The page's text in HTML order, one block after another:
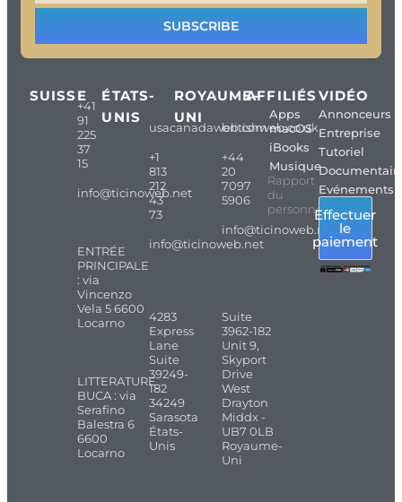
SUBSCRIBE
SUISSE
+41
91
225
37
15
info@ticinoweb.net
ENTRÉE
PRINCIPALE
: via
Vincenzo
Vela 5 6600
Locarno
LITTERATURE
BUCA : via
Serafino
Balestra 6
6600
Locarno
ÉTATS-
UNIS
usacanadaweb.com
+1
813
212
43
73
info@ticinoweb.net
4283
Express
Lane
Suite
39249-
182
34249
Sarasota
États-
Unis
ROYAUME-
UNI
britishweb.co.uk
+44
20
7097
5906
info@ticinoweb.net
Suite
3962-182
Unit 9,
Skyport
Drive
West
Drayton
Middx -
UB7 0LB
Royaume-
Uni
AFFILIÉS
Apps
macOS
iBooks
Musique
Rapport
du
personnel
VIDÉO
Annonceurs
Entreprise
Tutoriel
Evénements
Effectuer
le
paiement